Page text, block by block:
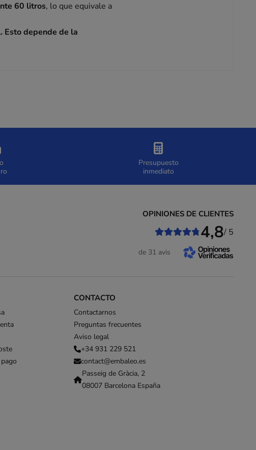
60 litros, lo que equivale a
Esto depende de la
Presupuesto
inmediato
CONTACTO
Contactarnos
Preguntas frecuentes
Aviso legal
+34 931 229 521
contact@embaleo.es
Passeig de Gràcia, 2
08007 Barcelona España
OPINIONES DE CLIENTES
4,8/ 5
de 31 avis